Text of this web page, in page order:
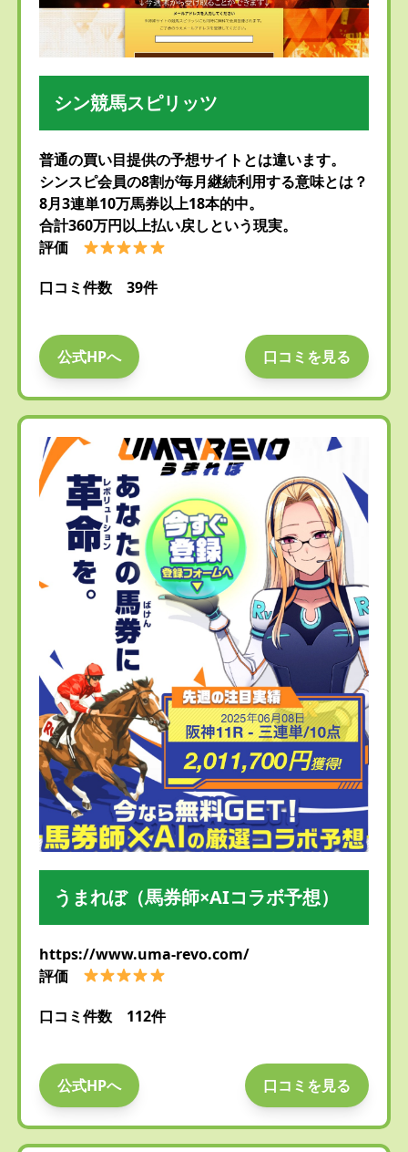
シン競馬スピリッツ
普通の買い目提供の予想サイトとは違います。
シンスピ会員の8割が毎月継続利用する意味とは？
8月3連単10万馬券以上18本的中。
合計360万円以上払い戻しという現実。
評価
口コミ件数 39件
公式HPへ 口コミを見る
うまれぼ（馬券師×AIコラボ予想）
https://www.uma-revo.com/
評価
口コミ件数 112件
公式HPへ 口コミを見る